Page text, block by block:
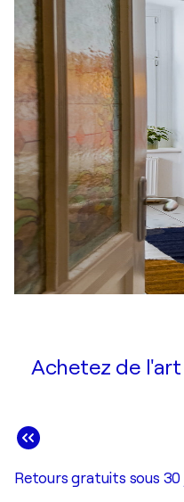
Achetez de
Retours gratuits sous 30